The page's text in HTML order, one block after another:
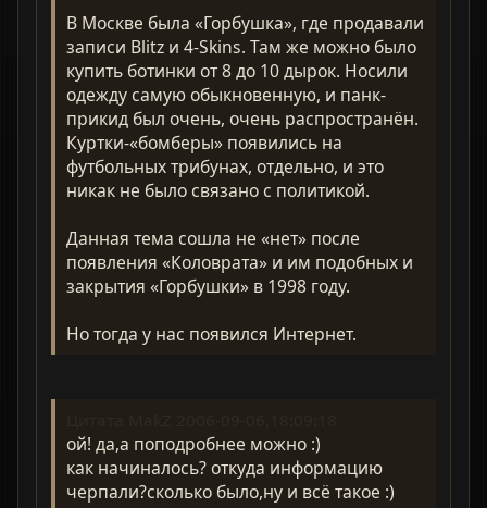
В Москве была «Горбушка», где продавали
записи Blitz и 4-Skins. Там же можно было
купить ботинки от 8 до 10 дырок. Носили
одежду самую обыкновенную, и панк-
прикид был очень, очень распространён.
Куртки-«бомберы» появились на
футбольных трибунах, отдельно, и это
никак не было связано с политикой.
Данная тема сошла не «нет» после
появления «Коловрата» и им подобных и
закрытия «Горбушки» в 1998 году.
Но тогда у нас появился Интернет.
ой! да,а поподробнее можно :)
как начиналось? откуда информацию
черпали?сколько было,ну и всё такое :)